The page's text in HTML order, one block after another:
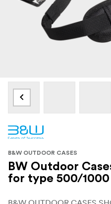
B&W OUTDOOR CASES
BW Outdoor
for type 500/1000